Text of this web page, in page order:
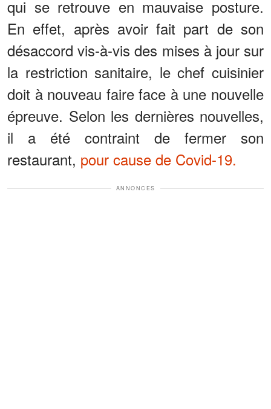
qui se retrouve en mauvaise posture.
En effet, après avoir fait part de son
désaccord vis-à-vis des mises à jour sur
la restriction sanitaire, le chef cuisinier
doit à nouveau faire face à une nouvelle
épreuve. Selon les dernières nouvelles,
il a été contraint de fermer son
restaurant, pour cause de Covid-19.
ANNONCES